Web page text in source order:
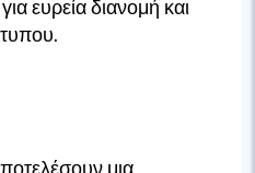
ευρεία διανομή και
μια